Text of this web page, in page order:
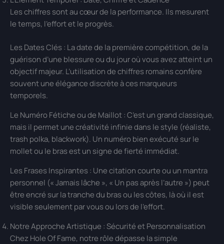
Les chiffres sont au cœur de la performance. Ils mesurent
le temps, l’effort et le progrès.
Les Dates Clés : La date de la première compétition, de la
guérison d’une blessure ou du jour où vous avez atteint un
objectif majeur. L’utilisation de chiffres romains confère
souvent une élégance discrète à ces marqueurs
temporels.
Le Numéro Fétiche ou de Maillot : C’est un grand classique,
mais il permet une créativité infinie dans le style (réaliste,
trash polka, blackwork). Un numéro bien exécuté sur le
mollet ou le bras est un signe de fierté immédiat.
Les Frases Inspirantes : Une citation courte ou un mantra
personnel (« Jamais lâche », « Un pas après l’autre ») peut
être encré sur la tranche du bras ou les côtes, là où il est
visible seulement par vous ou lors de l’effort.
Notre Approche Artistique : Sécurité et Personnalisation
Chez Hole Of Fame, notre rôle dépasse la simple